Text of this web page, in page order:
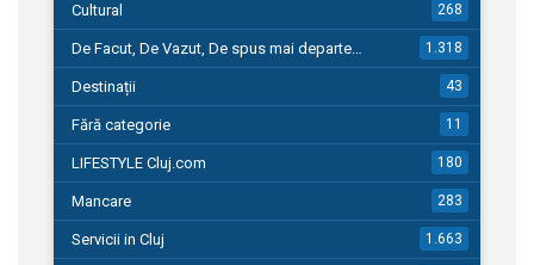
Cultural 268
De Facut, De Vazut, De spus mai departe… 1.318
Destinații 43
Fără categorie 11
LIFESTYLE Cluj.com 180
Mancare 283
Servicii in Cluj 1.663